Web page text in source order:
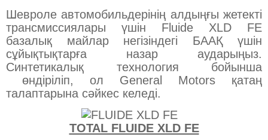
Шевроле автомобильдерінің алдыңғы жетекті
трансмиссиялары үшін Fluide XLD FE
базалық майлар негізіндегі БААҚ үшін
сұйықтықтарға назар аударыңыз.
Синтетикалық технология бойынша
өндіріліп, ол General Motors қатаң
талаптарына сәйкес келеді.
TOTAL FLUIDE XLD FE